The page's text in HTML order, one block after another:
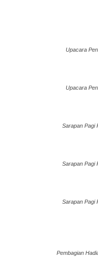
Upacara
Upacara
Sarapan Pagi
Sarapan Pagi
Sarapan Pagi
Pembagian